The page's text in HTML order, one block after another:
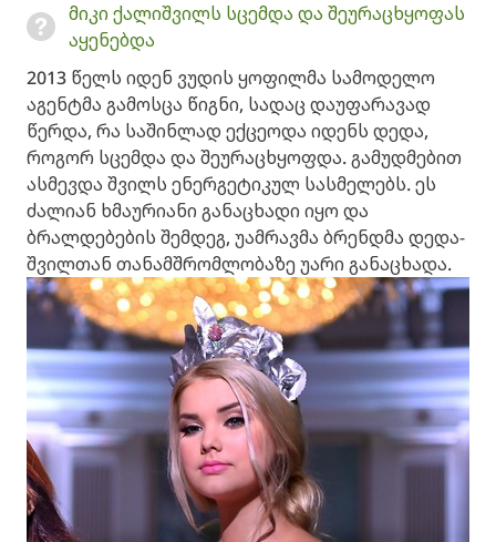
მიკი ქალიშვილს სცემდა და შეურაცხყოფას
აყენებდა
2013 წელს იდენ ვუდის ყოფილმა სამოდელო
აგენტმა გამოსცა წიგნი, სადაც დაუფარავად
წერდა, რა საშინლად ექცეოდა იდენს დედა,
როგორ სცემდა და შეურაცხყოფდა. გამუდმებით
ასმევდა შვილს ენერგეტიკულ სასმელებს. ეს
ძალიან ხმაურიანი განაცხადი იყო და
ბრალდებების შემდეგ, უამრავმა ბრენდმა დედა-
შვილთან თანამშრომლობაზე უარი განაცხადა.